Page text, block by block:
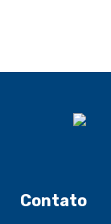
Contato